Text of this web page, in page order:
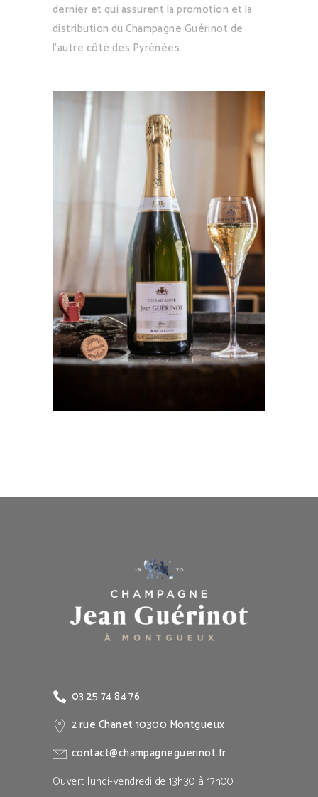
dernier et qui assurent la promotion et la
distribution du Champagne Guérinot de
l’autre côté des Pyrénées.
03 25 74 84 76
2 rue Chanet 10300 Montgueux
contact@champagneguerinot.fr
Ouvert lundi-vendredi de 13h30 à 17h00